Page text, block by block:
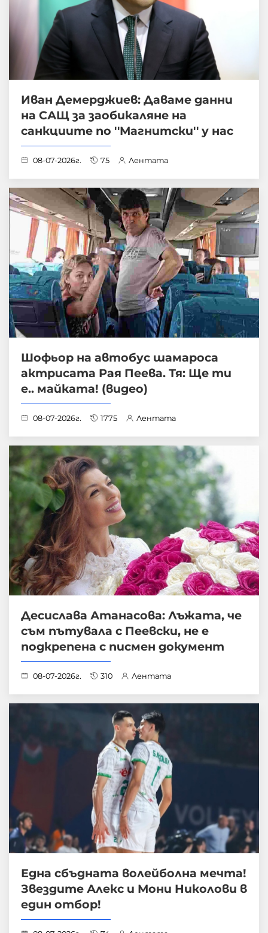
Иван Демерджиев: Даваме данни
на САЩ за заобикаляне на
санкциите по ''Магнитски'' у нас
08-07-2026г. 75 Лентата
Шофьор на автобус шамароса
актрисата Рая Пеева. Тя: Ще ти
е.. майката! (видео)
08-07-2026г. 1775 Лентата
Десислава Атанасова: Лъжата, че
съм пътувала с Пеевски, не е
подкрепена с писмен документ
08-07-2026г. 310 Лентата
Една сбъдната волейболна мечта!
Звездите Алекс и Мони Николови в
един отбор!